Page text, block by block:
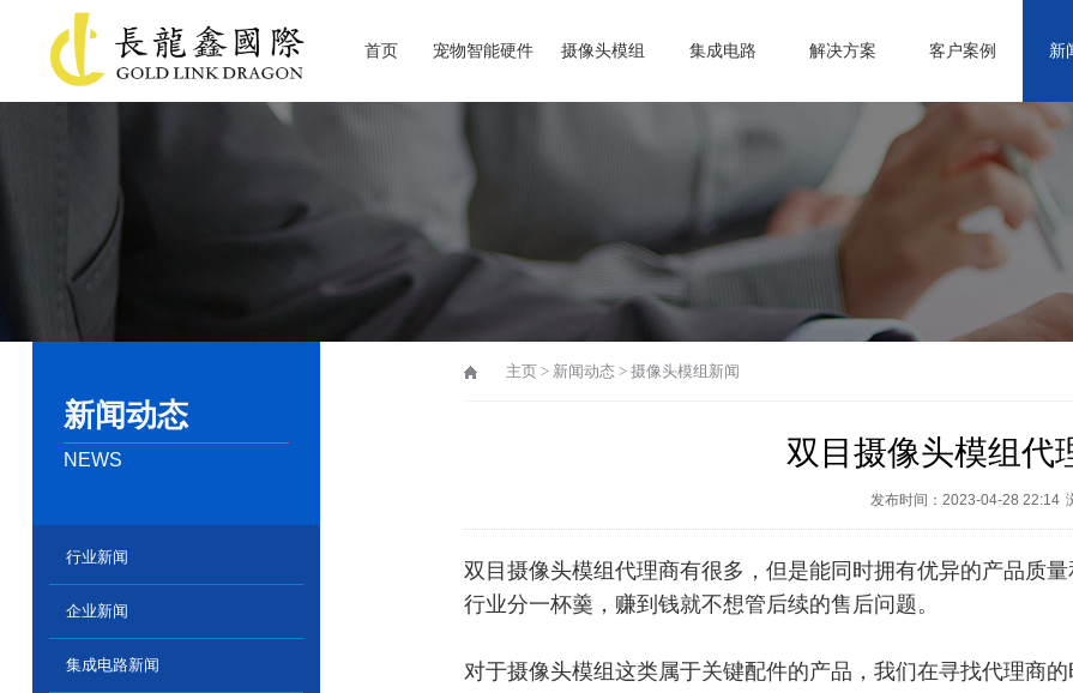
首页 宠物智能硬件 摄像头模组 集成电路 解决方案 客户案例 新
新闻动态
NEWS
行业新闻
企业新闻
集成电路新闻
主页 > 新闻动态 > 摄像头模组新闻
双目摄像头模组代
发布时间：2023-04-28 22:14
双目摄像头模组代理商有很多，但是能同时拥有优异的产品质
行业分一杯羹，赚到钱就不想管后续的售后问题。
对于摄像头模组这类属于关键配件的产品，我们在寻找代理商的